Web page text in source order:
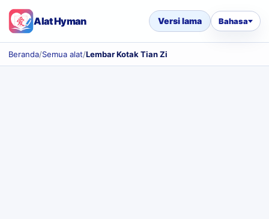
Alat Hyman Versi lama Bahasa
Beranda/Semua alat/Lembar Kotak Tian Zi